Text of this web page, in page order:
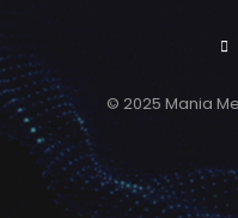
© 2025 Mania